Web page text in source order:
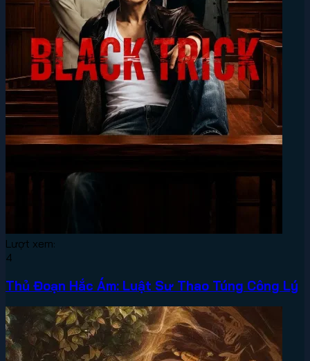
Lượt xem:
4
Thủ Đoạn Hắc Ám: Luật Sư Thao Túng Công Lý